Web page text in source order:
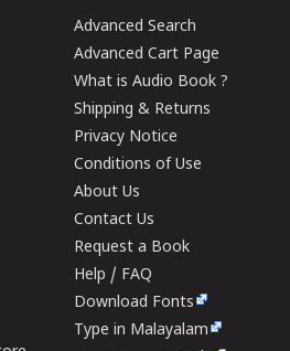
Advanced Search
Advanced Cart Page
What is Audio Book ?
Shipping & Returns
Privacy Notice
Conditions of Use
About Us
Contact Us
Request a Book
Help / FAQ
Download Fonts
Type in Malayalam